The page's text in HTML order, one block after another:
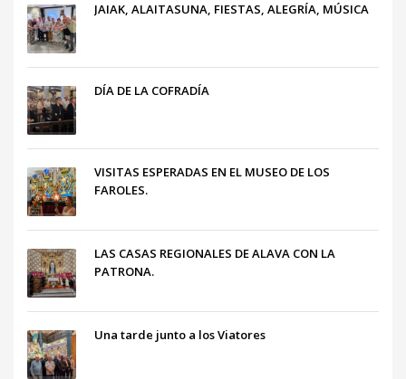
JAIAK, ALAITASUNA, FIESTAS, ALEGRÍA, MÚSICA
DÍA DE LA COFRADÍA
VISITAS ESPERADAS EN EL MUSEO DE LOS
FAROLES.
LAS CASAS REGIONALES DE ALAVA CON LA
PATRONA.
Una tarde junto a los Viatores